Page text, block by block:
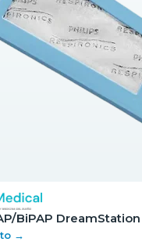
BiPAP DreamStation
→